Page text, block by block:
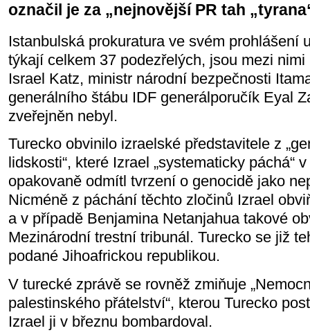
označil je za „nejnovější PR tah
Istanbulská prokuratura ve svém prohlášení
týkají celkem 37 podezřelých, jsou mezi
Israel Katz, ministr národní bezpečnosti
generálního štábu IDF generálporučík Eyal
zveřejněn nebyl.
Turecko obvinilo izraelské představitele z
lidskosti“, které Izrael „systematicky páchá“
opakovaně odmítl tvrzení o genocidě jako
Nicméně z páchání těchto zločinů Izrael
a v případě Benjamina Netanjahua takové
Mezinárodní trestní tribunál. Turecko se již
podané Jihoafrickou republikou.
V turecké zprávě se rovněž zmiňuje
palestinského přátelství“, kterou Turecko
Izrael ji v březnu bombardoval.